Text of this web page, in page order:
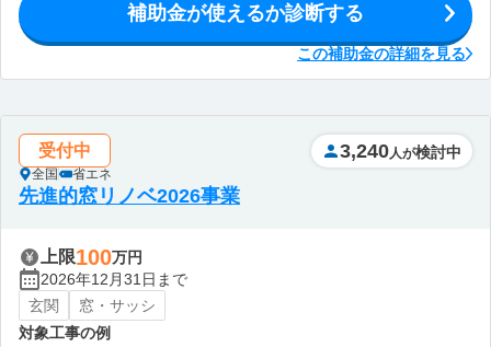
補助金が使えるか診断する
この補助金の詳細を見る
受付中
全国 省エネ
3,240 人が検討中
先進的窓リノベ2026事業
上限100万円
2026年12月31日まで
玄関
窓・サッシ
対象工事の例